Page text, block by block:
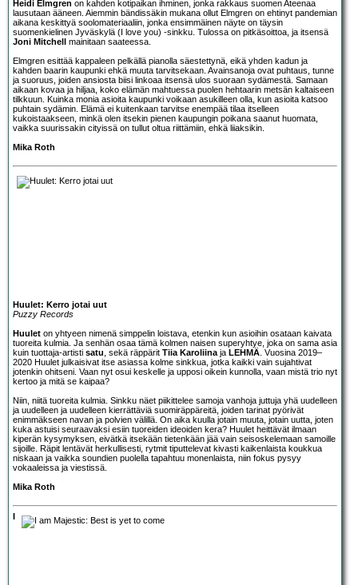
Heidi Elmgren on kahden kotipaikan ihminen, jonka rakkaus suomen Ateenaa
lausutaan ääneen. Aiemmin bändissäkin mukana ollut Elmgren on ehtinyt pandemian
aikana keskittyä soolomateriaaliin, jonka ensimmäinen näyte on täysin
suomenkielinen Jyväskylä (I love you) -sinkku. Tulossa on pitkäsoittoa, ja itsensä
Joni Mitchell mainitaan saateessa.
Elmgren esittää kappaleen pelkällä pianolla säestettynä, eikä yhden kadun ja
kahden baarin kaupunki ehkä muuta tarvitsekaan. Avainsanoja ovat puhtaus, tunne
ja suoruus, joiden ansiosta biisi linkoaa itsensä ulos suoraan sydämestä. Samaan
aikaan kovaa ja hiljaa, koko elämän mahtuessa puolen hehtaarin metsän kaltaiseen
tilkkuun. Kuinka monia asioita kaupunki voikaan asukilleen olla, kun asioita katsoo
puhtain sydämin. Elämä ei kuitenkaan tarvitse enempää tilaa itselleen
kukoistaakseen, minkä olen itsekin pienen kaupungin poikana saanut huomata,
vaikka suurissakin cityissä on tullut oltua riittämiin, ehkä liiaksikin.
Mika Roth
Huulet: Kerro jotai uut
Puzzy Records
Huulet on yhtyeen nimenä simppelin loistava, etenkin kun asioihin osataan kaivata
tuoreita kulmia. Ja senhän osaa tämä kolmen naisen superyhtye, joka on sama asia
kuin tuottaja-artisti satu , sekä räppärit Tiia Karoliina ja LEHMÄ . Vuosina 2019–
2020 Huulet julkaisivat itse asiassa kolme sinkkua, jotka kaikki vain sujahtivat
jotenkin ohitseni. Vaan nyt osui keskelle ja upposi oikein kunnolla, vaan mistä trio nyt
kertoo ja mitä se kaipaa?
Niin, niitä tuoreita kulmia. Sinkku näet piikittelee samoja vanhoja juttuja yhä uudelleen
ja uudelleen ja uudelleen kierrättäviä suomiräppäreitä, joiden tarinat pyörivät
enimmäkseen navan ja polvien välillä. On aika kuulla jotain muuta, jotain uutta, joten
kuka astuisi seuraavaksi esiin tuoreiden ideoiden kera? Huulet heittävät ilmaan
kiperän kysymyksen, eivätkä itsekään tietenkään jää vain seisoskelemaan samoille
sijoille. Räpit lentävät herkullisesti, rytmit tiputtelevat kivasti kaikenlaista koukkua
niskaan ja vaikka soundien puolella tapahtuu monenlaista, niin fokus pysyy
vokaaleissa ja viestissä.
Mika Roth
I